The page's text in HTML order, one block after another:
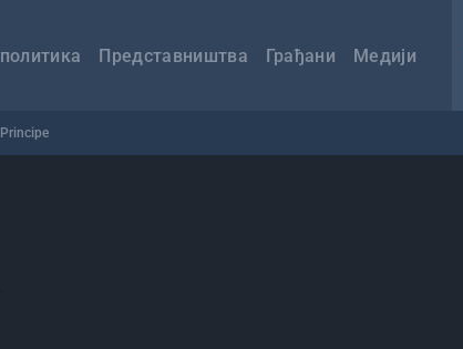
Представништва Грађани Медији